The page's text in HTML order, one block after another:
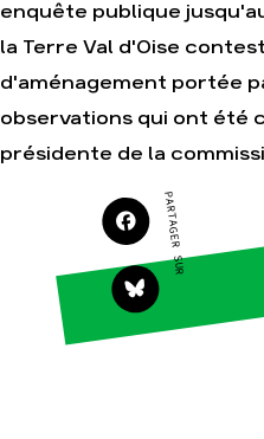
Soutenir les
campagnes
Transmettre tout ou
partie de son
gratuitement les
Actualités
Espace presse
enquête publique
la Terre Val d'Oise
d'aménagement portée
observations qui ont été
présidente de la
PARTAGER SUR